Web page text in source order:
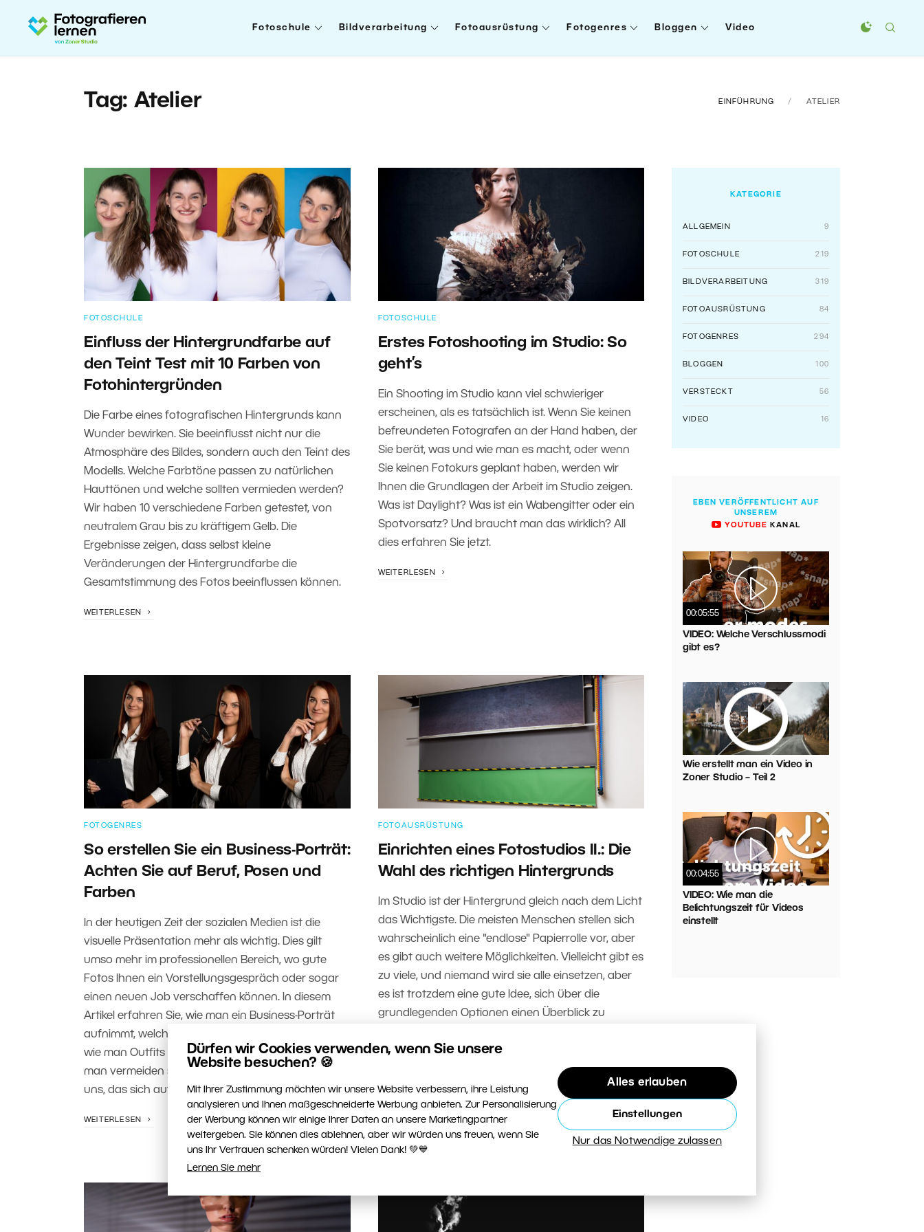
Dürfen wir Cookies verwenden, wenn Sie unsere
Website besuchen? 🍪
Mit Ihrer Zustimmung möchten wir unsere Website verbessern, ihre Leistung
analysieren und Ihnen maßgeschneiderte Werbung anbieten. Zur Personalisierung
der Werbung können wir einige Ihrer Daten an unsere Marketingpartner
weitergeben. Sie können dies ablehnen, aber wir würden uns freuen, wenn Sie
uns Ihr Vertrauen schenken würden! Vielen Dank! 💚💙
Lernen Sie mehr
Alles erlauben
Einstellungen
Nur das Notwendige zulassen
Fotoschule Bildverarbeitung Fotoausrüstung Fotogenres Bloggen Video
Tag: Atelier EINFÜHRUNG ATELIER
FOTOSCHULE
Einfluss der Hintergrundfarbe auf
den Teint Test mit 10 Farben von
Fotohintergründen
Die Farbe eines fotografischen Hintergrunds kann
Wunder bewirken. Sie beeinflusst nicht nur die
Atmosphäre des Bildes, sondern auch den Teint des
Modells. Welche Farbtöne passen zu natürlichen
Hauttönen und welche sollten vermieden werden?
Wir haben 10 verschiedene Farben getestet, von
neutralem Grau bis zu kräftigem Gelb. Die
Ergebnisse zeigen, dass selbst kleine
Veränderungen der Hintergrundfarbe die
Gesamtstimmung des Fotos beeinflussen können.
WEITERLESEN
FOTOSCHULE
Erstes Fotoshooting im Studio: So
geht’s
Ein Shooting im Studio kann viel schwieriger
erscheinen, als es tatsächlich ist. Wenn Sie keinen
befreundeten Fotografen an der Hand haben, der
Sie berät, was und wie man es macht, oder wenn
Sie keinen Fotokurs geplant haben, werden wir
Ihnen die Grundlagen der Arbeit im Studio zeigen.
Was ist Daylight? Was ist ein Wabengitter oder ein
Spotvorsatz? Und braucht man das wirklich? All
dies erfahren Sie jetzt.
WEITERLESEN
FOTOGENRES
So erstellen Sie ein Business-Porträt:
Achten Sie auf Beruf, Posen und
Farben
In der heutigen Zeit der sozialen Medien ist die
visuelle Präsentation mehr als wichtig. Dies gilt
umso mehr im professionellen Bereich, wo gute
Fotos Ihnen ein Vorstellungsgespräch oder sogar
einen neuen Job verschaffen können. In diesem
Artikel erfahren Sie, wie man ein Business-Porträt
aufnimmt, welche Requisiten zu verwenden sind,
wie man Outfits auswählt und kombiniert und was
man vermeiden sollte. Erstellen Sie ein Porträt mit
uns, das sich auf dem Arbeitsmarkt gut verkauft.
WEITERLESEN
FOTOAUSRÜSTUNG
Einrichten eines Fotostudios II.: Die
Wahl des richtigen Hintergrunds
Im Studio ist der Hintergrund gleich nach dem Licht
das Wichtigste. Die meisten Menschen stellen sich
wahrscheinlich eine "endlose" Papierrolle vor, aber
es gibt auch weitere Möglichkeiten. Vielleicht gibt es
zu viele, und niemand wird sie alle einsetzen, aber
es ist trotzdem eine gute Idee, sich über die
grundlegenden Optionen einen Überblick zu
müssen.
KATEGORIE
ALLGEMEIN 9
FOTOSCHULE 219
BILDVERARBEITUNG 319
FOTOAUSRÜSTUNG 84
FOTOGENRES 294
BLOGGEN 100
VERSTECKT 56
VIDEO 16
EBEN VERÖFFENTLICHT AUF
UNSEREM
YOUTUBE KANAL
00:05:55
VIDEO: Welche Verschlussmodi
gibt es?
Wie erstellt man ein Video in
Zoner Studio – Teil 2
00:04:55
VIDEO: Wie man die
Belichtungszeit für Videos
einstellt